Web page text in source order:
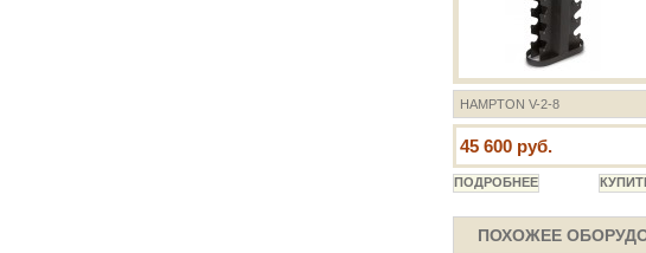
HAMPTON V-2-8
45 600 руб.
ПОХОЖЕЕ